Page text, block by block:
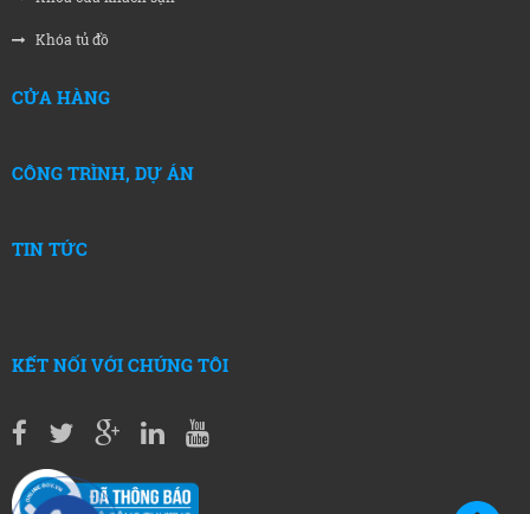
Khóa tủ đồ
CỬA HÀNG
CÔNG TRÌNH, DỰ ÁN
TIN TỨC
KẾT NỐI VỚI CHÚNG TÔI